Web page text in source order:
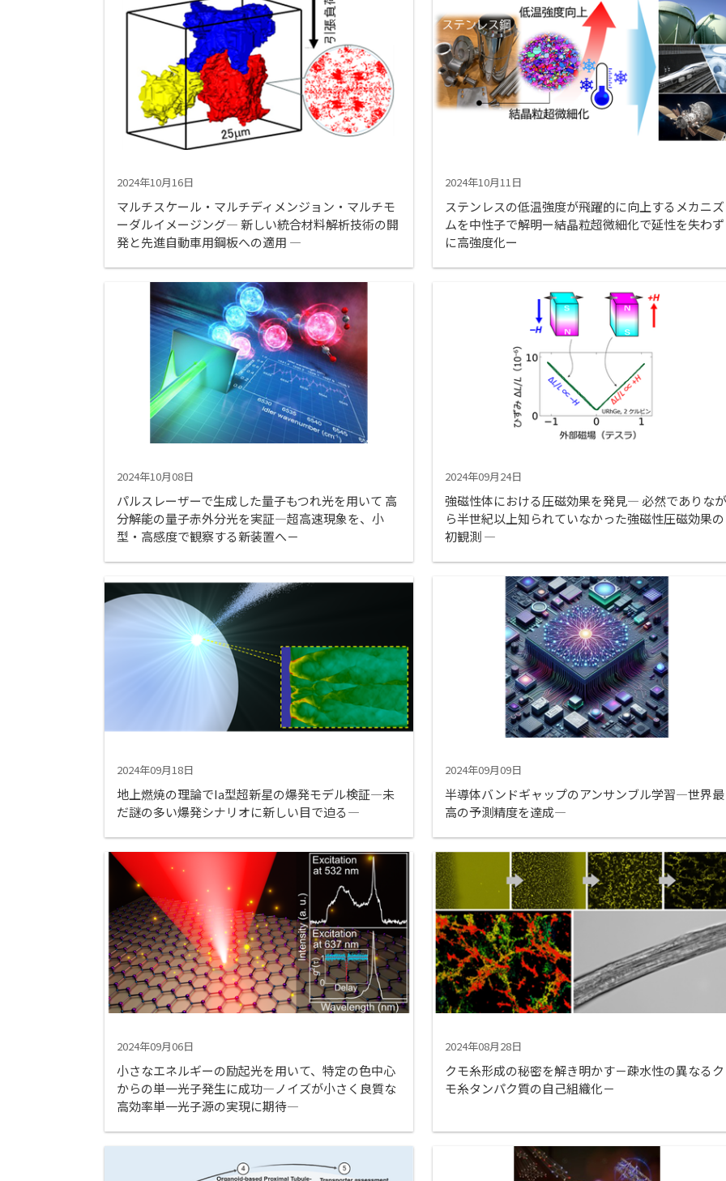
2024年10月16日
マルチスケール・マルチディメンジョン・マルチモ
ーダルイメージング― 新しい統合材料解析技術の開
発と先進自動車用鋼板への適用 ―
2024年10月11日
ステンレスの低温強度が飛躍的に向上するメカニズ
ムを中性子で解明ー結晶粒超微細化で延性を失わず
に高強度化ー
2024年10月08日
パルスレーザーで生成した量子もつれ光を用いて 高
分解能の量子赤外分光を実証―超高速現象を、小
型・高感度で観察する新装置へ－
2024年09月24日
強磁性体における圧磁効果を発見― 必然でありなが
ら半世紀以上知られていなかった強磁性圧磁効果の
初観測 ―
2024年09月18日
地上燃焼の理論でIa型超新星の爆発モデル検証―未
だ謎の多い爆発シナリオに新しい目で迫る―
2024年09月09日
半導体バンドギャップのアンサンブル学習―世界最
高の予測精度を達成―
2024年09月06日
小さなエネルギーの励起光を用いて、特定の色中心
からの単一光子発生に成功―ノイズが小さく良質な
高効率単一光子源の実現に期待―
2024年08月28日
クモ糸形成の秘密を解き明かす－疎水性の異なるク
モ糸タンパク質の自己組織化－